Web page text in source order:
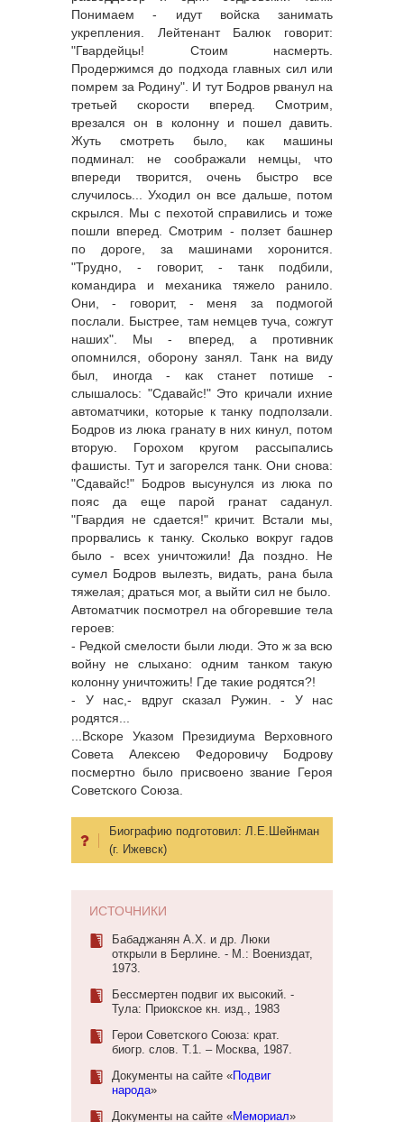
Понимаем - идут войска занимать
укрепления. Лейтенант Балюк говорит:
"Гвардейцы! Стоим насмерть.
Продержимся до подхода главных сил или
помрем за Родину". И тут Бодров рванул на
третьей скорости вперед. Смотрим,
врезался он в колонну и пошел давить.
Жуть смотреть было, как машины
подминал: не соображали немцы, что
впереди творится, очень быстро все
случилось... Уходил он все дальше, потом
скрылся. Мы с пехотой справились и тоже
пошли вперед. Смотрим - ползет башнер
по дороге, за машинами хоронится.
"Трудно, - говорит, - танк подбили,
командира и механика тяжело ранило.
Они, - говорит, - меня за подмогой
послали. Быстрее, там немцев туча, сожгут
наших". Мы - вперед, а противник
опомнился, оборону занял. Танк на виду
был, иногда - как станет потише -
слышалось: "Сдавайс!" Это кричали ихние
автоматчики, которые к танку подползали.
Бодров из люка гранату в них кинул, потом
вторую. Горохом кругом рассыпались
фашисты. Тут и загорелся танк. Они снова:
"Сдавайс!" Бодров высунулся из люка по
пояс да еще парой гранат саданул.
"Гвардия не сдается!" кричит. Встали мы,
прорвались к танку. Сколько вокруг гадов
было - всех уничтожили! Да поздно. Не
сумел Бодров вылезть, видать, рана была
тяжелая; драться мог, а выйти сил не было.
Автоматчик посмотрел на обгоревшие тела
героев:
- Редкой смелости были люди. Это ж за всю
войну не слыхано: одним танком такую
колонну уничтожить! Где такие родятся?!
- У нас,- вдруг сказал Ружин. - У нас
родятся...
...Вскоре Указом Президиума Верховного
Совета Алексею Федоровичу Бодрову
посмертно было присвоено звание Героя
Советского Союза.
Биографию подготовил: Л.Е.Шейнман
(г. Ижевск)
ИСТОЧНИКИ
Бабаджанян А.Х. и др. Люки
открыли в Берлине. - М.: Воениздат,
1973.
Бессмертен подвиг их высокий. -
Тула: Приокское кн. изд., 1983
Герои Советского Союза: крат.
биогр. слов. Т.1. – Москва, 1987.
Документы на сайте «Подвиг
народа»
Документы на сайте «Мемориал»